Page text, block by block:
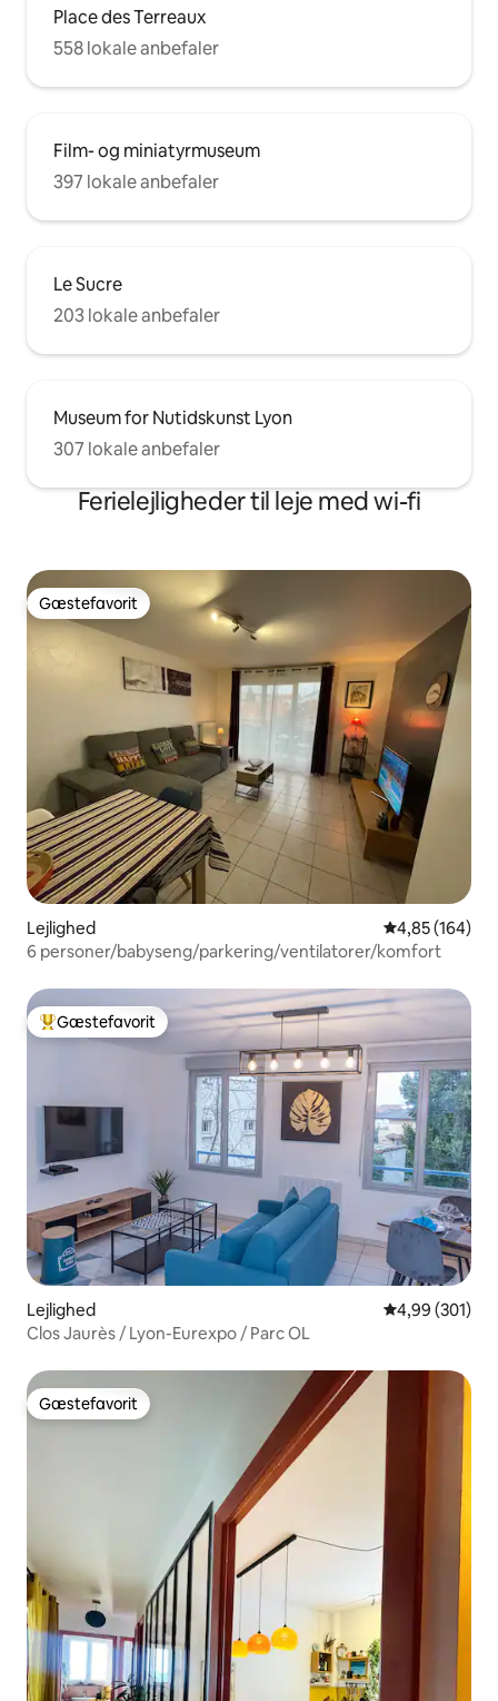
Place des Terreaux
558 lokale anbefaler
Film- og miniatyrmuseum
397 lokale anbefaler
Le Sucre
203 lokale anbefaler
Museum for Nutidskunst Lyon
307 lokale anbefaler
Ferielejligheder til leje med wi-fi
Gæstefavorit
Gæstefavorit
Lejlighed 4,85 ud af 5 i
4,85 (164)
6 personer/babyseng/parkering/ventilatorer/komfort
Bedste gæstefavorit
Gæstefavorit
Lejlighed 4,99 ud af 5 i
4,99 (301)
Clos Jaurès / Lyon-Eurexpo / Parc OL
Gæstefavorit
Gæstefavorit